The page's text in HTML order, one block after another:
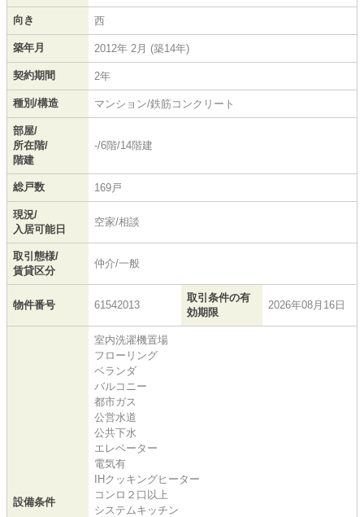
向き 西
築年月 2012年 2月 (築14年)
契約期間 2年
種別/構造 マンション/鉄筋コンクリート
部屋/
所在階/
階建
-/6階/14階建
総戸数 169戸
現況/
入居可能日
空家/相談
取引態様/
賃貸区分
仲介/一般
物件番号 61542013
取引条件の有
効期限
2026年08月16日
設備条件
室内洗濯機置場
フローリング
ベランダ
バルコニー
都市ガス
公営水道
公共下水
エレベーター
電気有
IHクッキングヒーター
コンロ２口以上
システムキッチン